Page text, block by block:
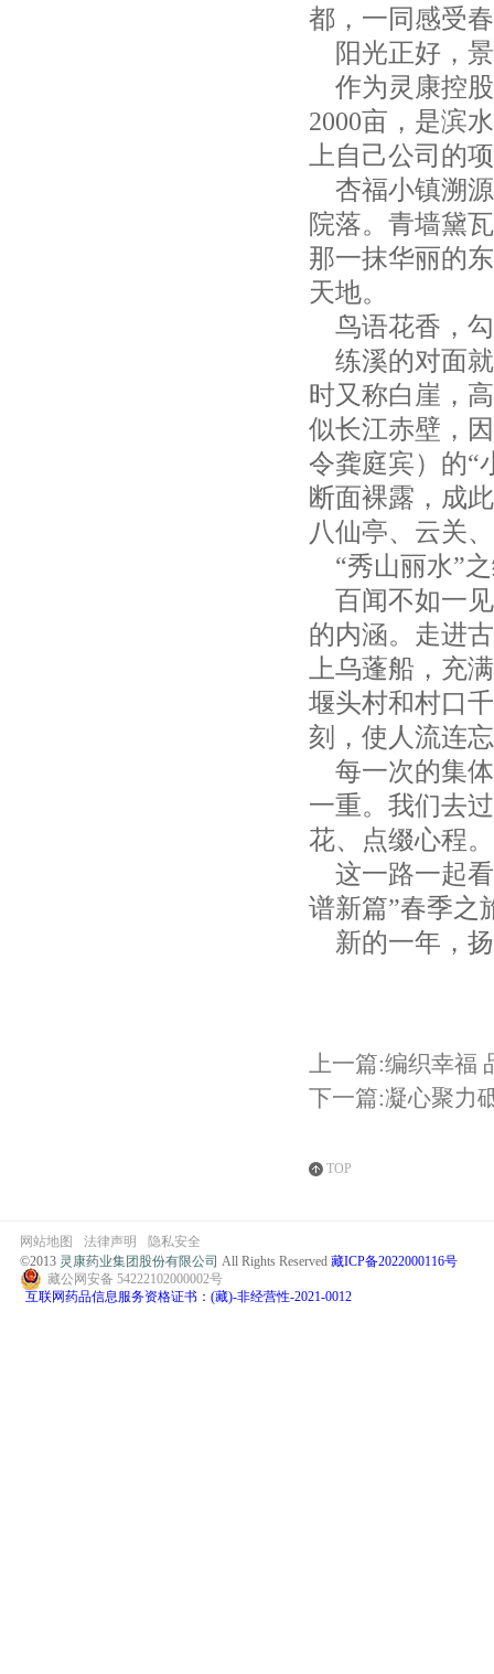
都，一同感受
阳光正好，
作为灵康控
2000亩，是滨
上自己公司的
杏福小镇溯
院落。青墙黛
那一抹华丽的
天地。
鸟语花香，
练溪的对面
时又称白崖，
似长江赤壁，
令龚庭宾）的“
断面裸露，成
八仙亭、云关
“秀山丽水”
百闻不如一
的内涵。走进
上乌蓬船，充
堰头村和村口
刻，使人流连
每一次的集
一重。我们去
花、点缀心程。
这一路一起
谱新篇”春季之
新的一年，
上一篇:编织幸福
下一篇:凝心聚力
TOP
网站地图 法律声明
隐私安全
©2013 灵康药业集团股份有限公司 All Rights Reserved 藏ICP备2022000116号
藏公网安备 54222102000002号
互联网药品信息服务资格证书：(藏)-非经营性-2021-0012